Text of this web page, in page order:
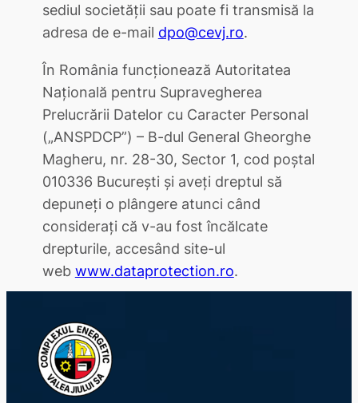
sediul societății sau poate fi transmisă la
adresa de e-mail dpo@cevj.ro.
În România funcționează Autoritatea
Națională pentru Supravegherea
Prelucrării Datelor cu Caracter Personal
(„ANSPDCP”) – B-dul General Gheorghe
Magheru, nr. 28-30, Sector 1, cod poștal
010336 București și aveți dreptul să
depuneți o plângere atunci când
considerați că v-au fost încălcate
drepturile, accesând site-ul
web www.dataprotection.ro.